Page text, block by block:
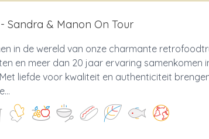
Sandra & Manon On Tour
in de wereld van onze charmante
en meer dan 20 jaar ervaring samenkomen
liefde voor kwaliteit en authenticiteit